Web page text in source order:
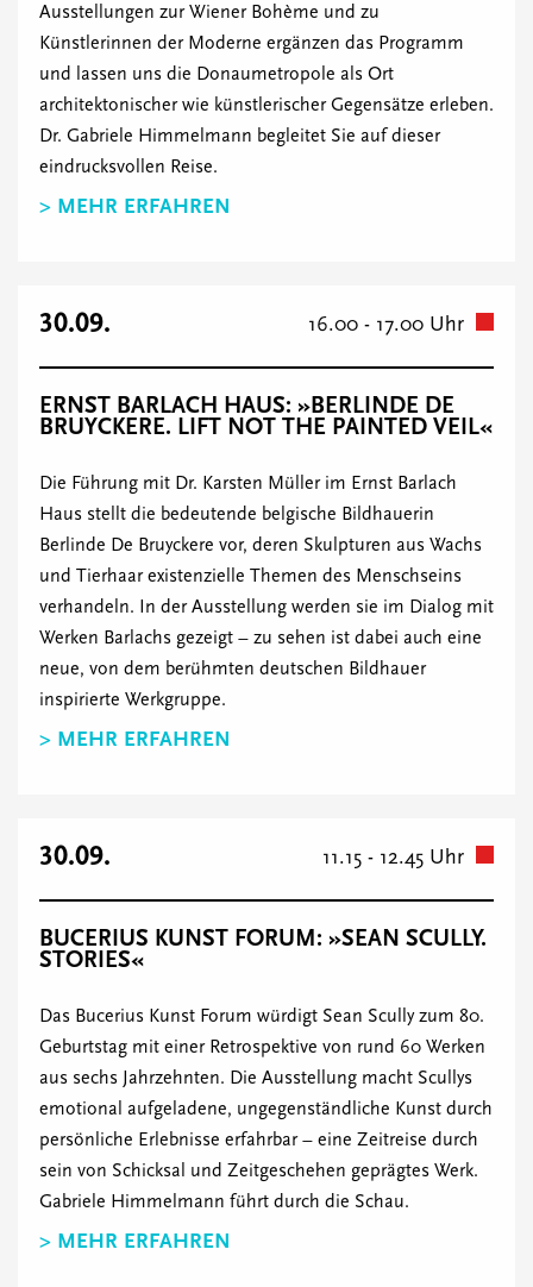
Ausstellungen zur Wiener Bohème und zu
Künstlerinnen der Moderne ergänzen das Programm
und lassen uns die Donaumetropole als Ort
architektonischer wie künstlerischer Gegensätze erleben.
Dr. Gabriele Himmelmann begleitet Sie auf dieser
eindrucksvollen Reise.
> MEHR ERFAHREN
30.09. 16.00 - 17.00 Uhr
ERNST BARLACH HAUS: »BERLINDE DE
BRUYCKERE. LIFT NOT THE PAINTED VEIL«
Die Führung mit Dr. Karsten Müller im Ernst Barlach
Haus stellt die bedeutende belgische Bildhauerin
Berlinde De Bruyckere vor, deren Skulpturen aus Wachs
und Tierhaar existenzielle Themen des Menschseins
verhandeln. In der Ausstellung werden sie im Dialog mit
Werken Barlachs gezeigt – zu sehen ist dabei auch eine
neue, von dem berühmten deutschen Bildhauer
inspirierte Werkgruppe.
> MEHR ERFAHREN
30.09. 11.15 - 12.45 Uhr
BUCERIUS KUNST FORUM: »SEAN SCULLY.
STORIES«
Das Bucerius Kunst Forum würdigt Sean Scully zum 80.
Geburtstag mit einer Retrospektive von rund 60 Werken
aus sechs Jahrzehnten. Die Ausstellung macht Scullys
emotional aufgeladene, ungegenständliche Kunst durch
persönliche Erlebnisse erfahrbar – eine Zeitreise durch
sein von Schicksal und Zeitgeschehen geprägtes Werk.
Gabriele Himmelmann führt durch die Schau.
> MEHR ERFAHREN